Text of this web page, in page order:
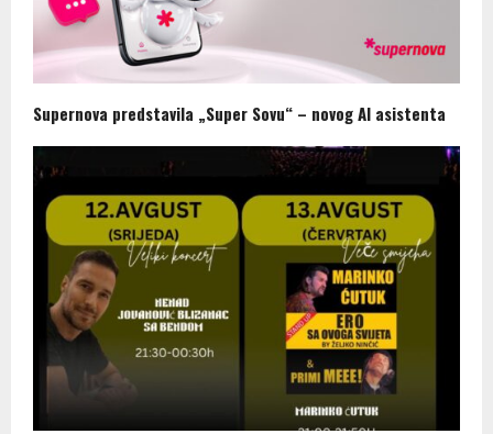
Supernova predstavila „Super Sovu“ – novog AI asistenta